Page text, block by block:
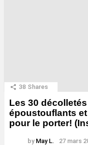
38 Shares
Les 30
époustouflants
pour le porter!
by May L. 27 mars